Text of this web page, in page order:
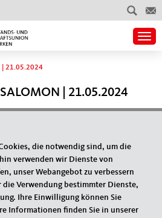
| 21.05.2024
| 21.05.2024
die notwendig sind, um die
verwenden wir Dienste von
unser Webangebot zu verbessern
Verwendung bestimmter Dienste,
Ihre Einwilligung können Sie
Informationen finden Sie in unserer